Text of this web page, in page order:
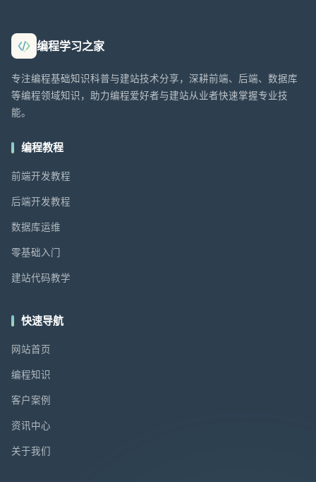
编程学习之家
专注编程基础知识科普与建站技术分享，深耕前端、后端、数据库
等编程领域知识，助力编程爱好者与建站从业者快速掌握专业技
能。
编程教程
前端开发教程
后端开发教程
数据库运维
零基础入门
建站代码教学
快速导航
网站首页
编程知识
客户案例
资讯中心
关于我们